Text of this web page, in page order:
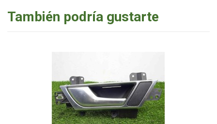
También podría gustarte